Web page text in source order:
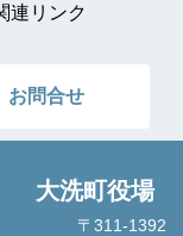
連リンク
お問合せ
大洗町役場
〒311-1392